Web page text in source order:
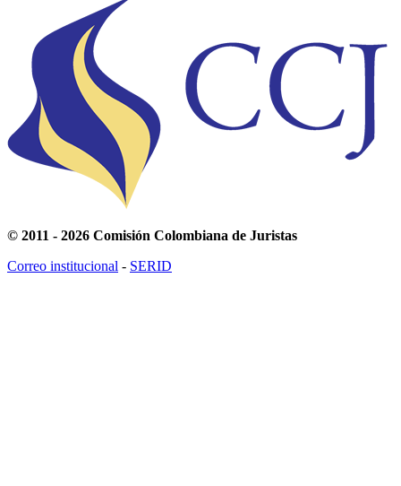
© 2011 - 2026 Comisión Colombiana de Juristas
Correo institucional - SERID